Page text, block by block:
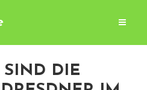
SIND DIE